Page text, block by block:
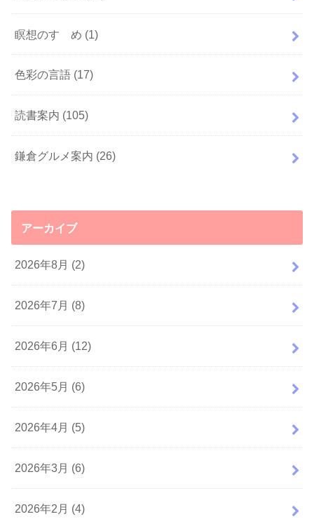
瞑想のすゝめ (1)
色彩の言語 (17)
読書案内 (105)
鎌倉グルメ案内 (26)
アーカイブ
2026年8月 (2)
2026年7月 (8)
2026年6月 (12)
2026年5月 (6)
2026年4月 (5)
2026年3月 (6)
2026年2月 (4)